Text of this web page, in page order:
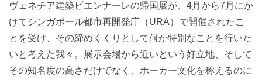
ヴェネチア建築ビエンナーレの帰国展が、4月から7月にか
けてシンガポール都市再開発庁（URA）で開催されたこ
とを受け、その締めくくりとして何か特別なことを行いた
いと考えた我々。展示会場から近いという好立地、そして
その知名度の高さだけでなく、ホーカー文化を称えるのに